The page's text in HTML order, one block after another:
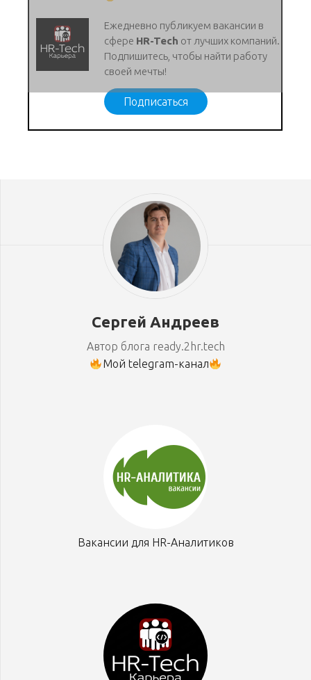
Ежедневно публикуем вакансии в
сфере HR-Tech от лучших компаний.
Подпишитесь, чтобы найти работу
своей мечты!
Подписаться
Сергей Андреев
Автор блога ready.2hr.tech
Мой telegram-канал
Вакансии для HR-Аналитиков